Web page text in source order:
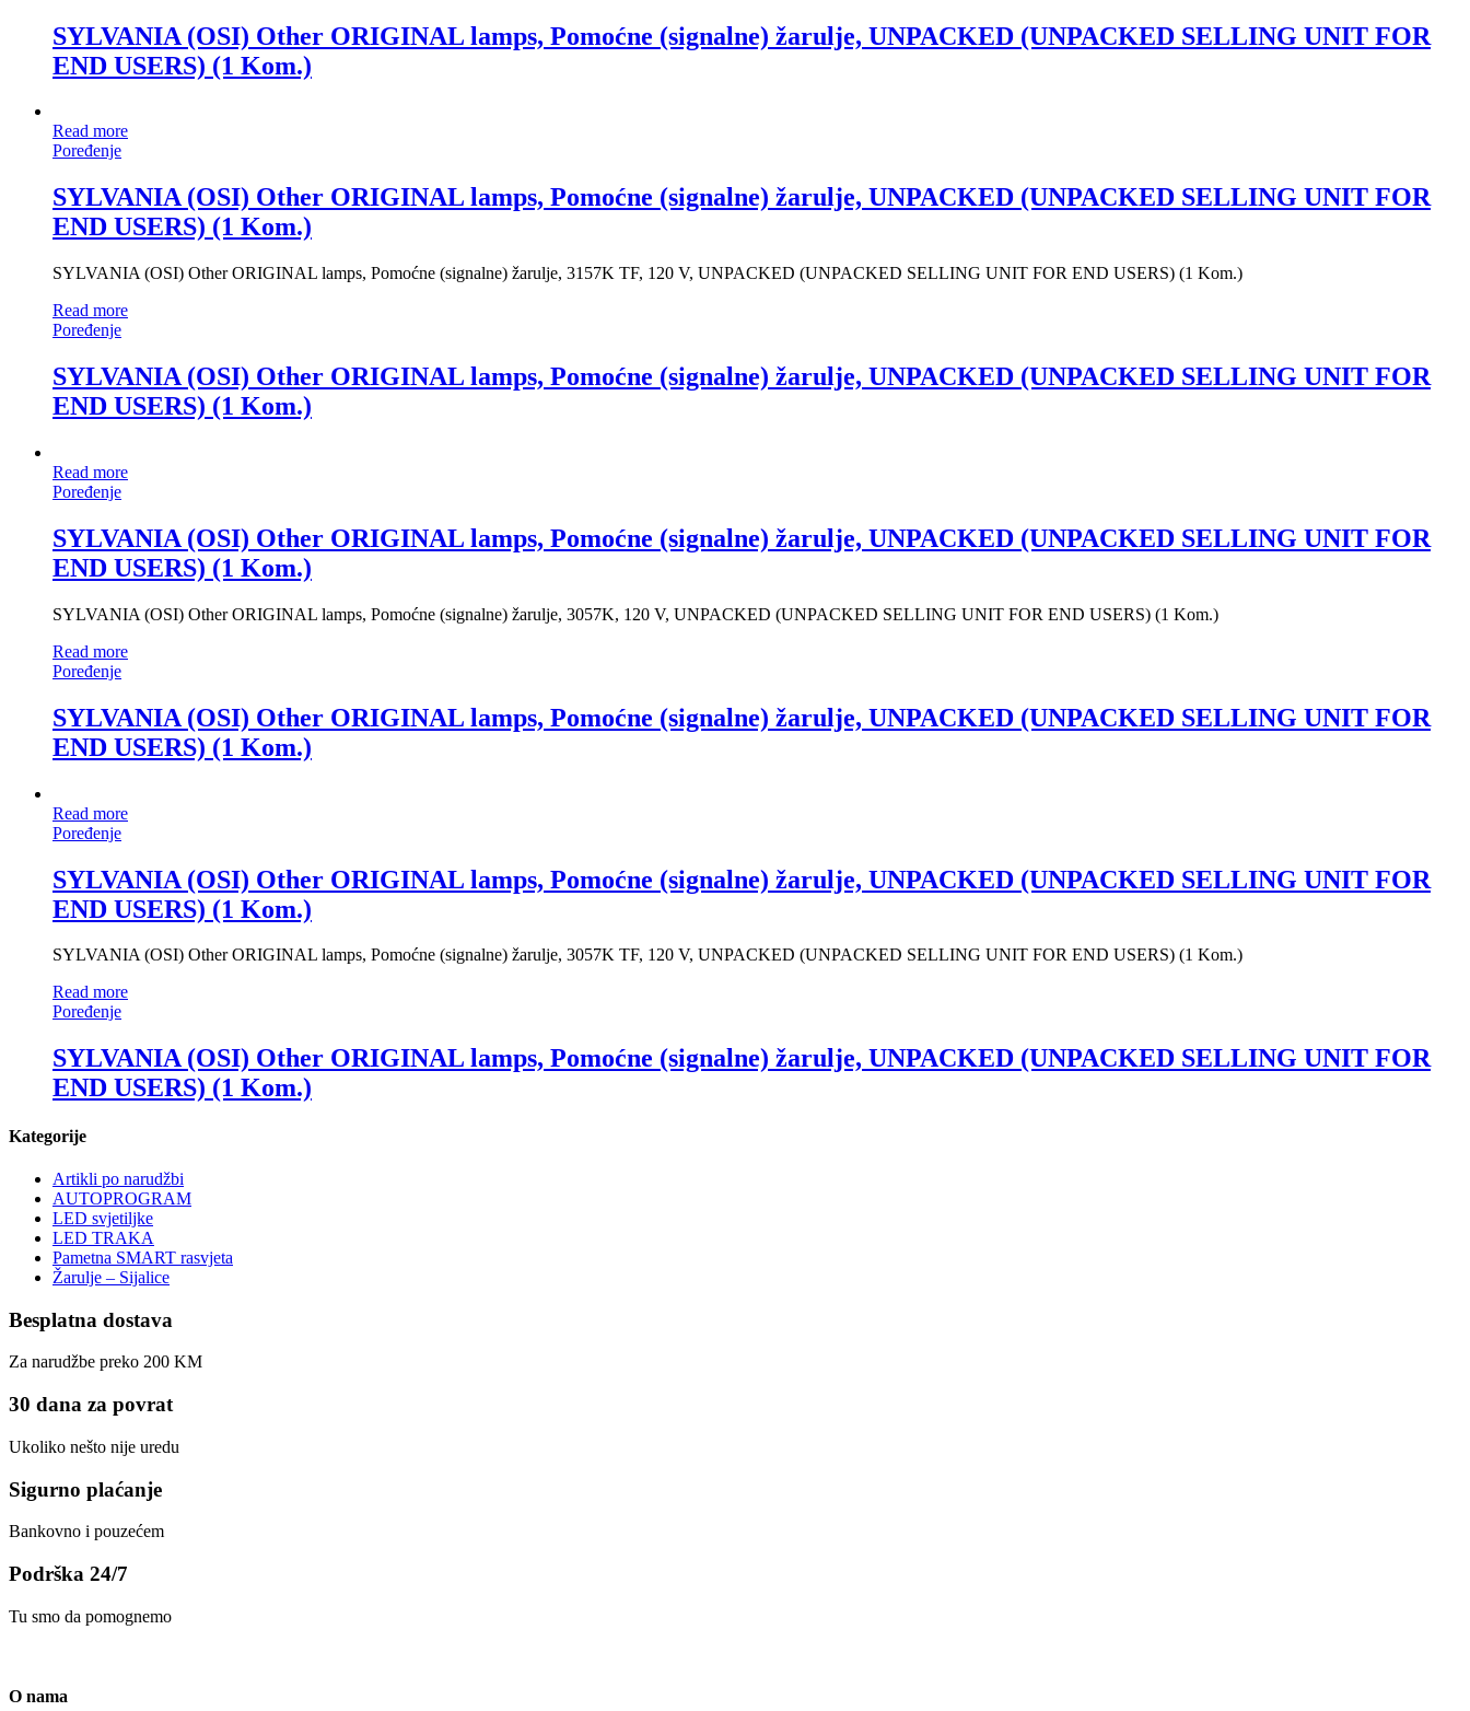
SYLVANIA (OSI) Other ORIGINAL lamps, Pomoćne (signalne) žarulje, UNPACKED (UNPACKED SELLING UNIT FOR
END USERS) (1 Kom.)
Read more
Poređenje
SYLVANIA (OSI) Other ORIGINAL lamps, Pomoćne (signalne) žarulje, UNPACKED (UNPACKED SELLING UNIT FOR
END USERS) (1 Kom.)
SYLVANIA (OSI) Other ORIGINAL lamps, Pomoćne (signalne) žarulje, 3157K TF, 120 V, UNPACKED (UNPACKED SELLING UNIT FOR END USERS) (1 Kom.)
Read more
Poređenje
SYLVANIA (OSI) Other ORIGINAL lamps, Pomoćne (signalne) žarulje, UNPACKED (UNPACKED SELLING UNIT FOR
END USERS) (1 Kom.)
Read more
Poređenje
SYLVANIA (OSI) Other ORIGINAL lamps, Pomoćne (signalne) žarulje, UNPACKED (UNPACKED SELLING UNIT FOR
END USERS) (1 Kom.)
SYLVANIA (OSI) Other ORIGINAL lamps, Pomoćne (signalne) žarulje, 3057K, 120 V, UNPACKED (UNPACKED SELLING UNIT FOR END USERS) (1 Kom.)
Read more
Poređenje
SYLVANIA (OSI) Other ORIGINAL lamps, Pomoćne (signalne) žarulje, UNPACKED (UNPACKED SELLING UNIT FOR
END USERS) (1 Kom.)
Read more
Poređenje
SYLVANIA (OSI) Other ORIGINAL lamps, Pomoćne (signalne) žarulje, UNPACKED (UNPACKED SELLING UNIT FOR
END USERS) (1 Kom.)
SYLVANIA (OSI) Other ORIGINAL lamps, Pomoćne (signalne) žarulje, 3057K TF, 120 V, UNPACKED (UNPACKED SELLING UNIT FOR END USERS) (1 Kom.)
Read more
Poređenje
SYLVANIA (OSI) Other ORIGINAL lamps, Pomoćne (signalne) žarulje, UNPACKED (UNPACKED SELLING UNIT FOR
END USERS) (1 Kom.)
Kategorije
Artikli po narudžbi
AUTOPROGRAM
LED svjetiljke
LED TRAKA
Pametna SMART rasvjeta
Žarulje – Sijalice
Besplatna dostava
Za narudžbe preko 200 KM
30 dana za povrat
Ukoliko nešto nije uredu
Sigurno plaćanje
Bankovno i pouzećem
Podrška 24/7
Tu smo da pomognemo
O nama